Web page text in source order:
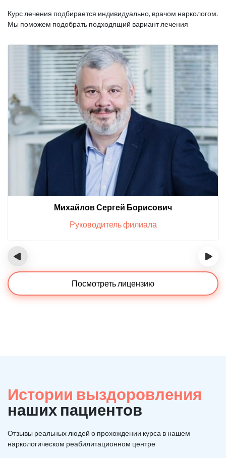
Курс лечения подбирается индивидуально, врачом наркологом.
Мы поможем подобрать подходящий вариант лечения
Михайлов Сергей Борисович
Руководитель филиала
‹ ›
Посмотреть лицензию
Истории выздоровления
наших пациентов
Отзывы реальных людей о прохождении курса в нашем
наркологическом реабилитационном центре